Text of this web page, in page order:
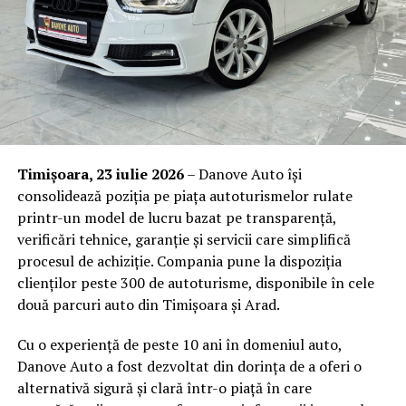
despre viitor.
Rezerva salonul dorit pewebsite-ul nostruacum!
ARTICOLE PE ACEIASI TEMA: SALON EVENIMENTE
URMATORUL
Creșterea Eficienței și Siguranței în Lucrările la Înălțime
NU RATATI
Gestionarea Eficientă a Deșeurilor de Construcție în
Sectorul 2: Servicii Profesionale de Transport Moloz
Beneficiile concrete pentru
companie ale unei echipe
instruite
formalitate bifată pe lista de conformitate. Are efecte
măsurabile asupra modului în care funcționează
organizația și asupra oamenilor din ea.
Răspuns rapid și competentla incidente, ceea ce
reduce gravitatea consecințelor și, implicit,
perioadele de absență medicală.
Conformitate cu obligațiile de securitate și
sănătate în muncă, care impun angajatorului să
asigure măsuri de prim ajutor și personal desemnat
pentru acordarea acestuia.
Timișoara, 23 iulie 2026– Danove Auto își
consolidează poziția pe piața autoturismelor rulate
printr-un model de lucru bazat pe transparență,
verificări tehnice, garanție și servicii care simplifică
procesul de achiziție. Compania pune la dispoziția
clienților peste 300 de autoturisme, disponibile în cele
două parcuri auto din Timișoara și Arad.
Cu o experiență de peste 10 ani în domeniul auto,
Danove Auto a fost dezvoltat din dorința de a oferi o
alternativă sigură și clară într-o piață în care